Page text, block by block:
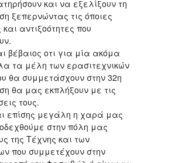
και να εξελίξουν τη
ξεπερνώντας τις όποιες
και αντιξοότητες που
οτι για μία ακόμα
τα μέλη των ερασιτεχνικών
θα συμμετάσχουν στην 32η
θα μας εκπλήξουν με τις
τους.
μεγάλη η χαρά μας
στην πόλη μας
της Τέχνης και των
που συμμετέχουν στην